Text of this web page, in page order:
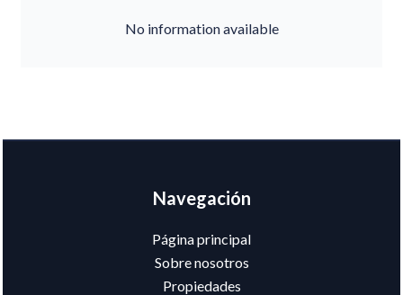
No information available
Navegación
Página principal
Sobre nosotros
Propiedades